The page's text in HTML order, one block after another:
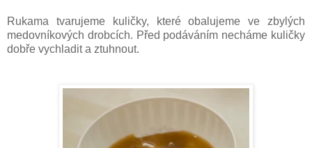
Rukama tvarujeme kuličky, které obalujeme ve zbylých
medovníkových drobcích. Před podáváním necháme kuličky
dobře vychladit a ztuhnout.